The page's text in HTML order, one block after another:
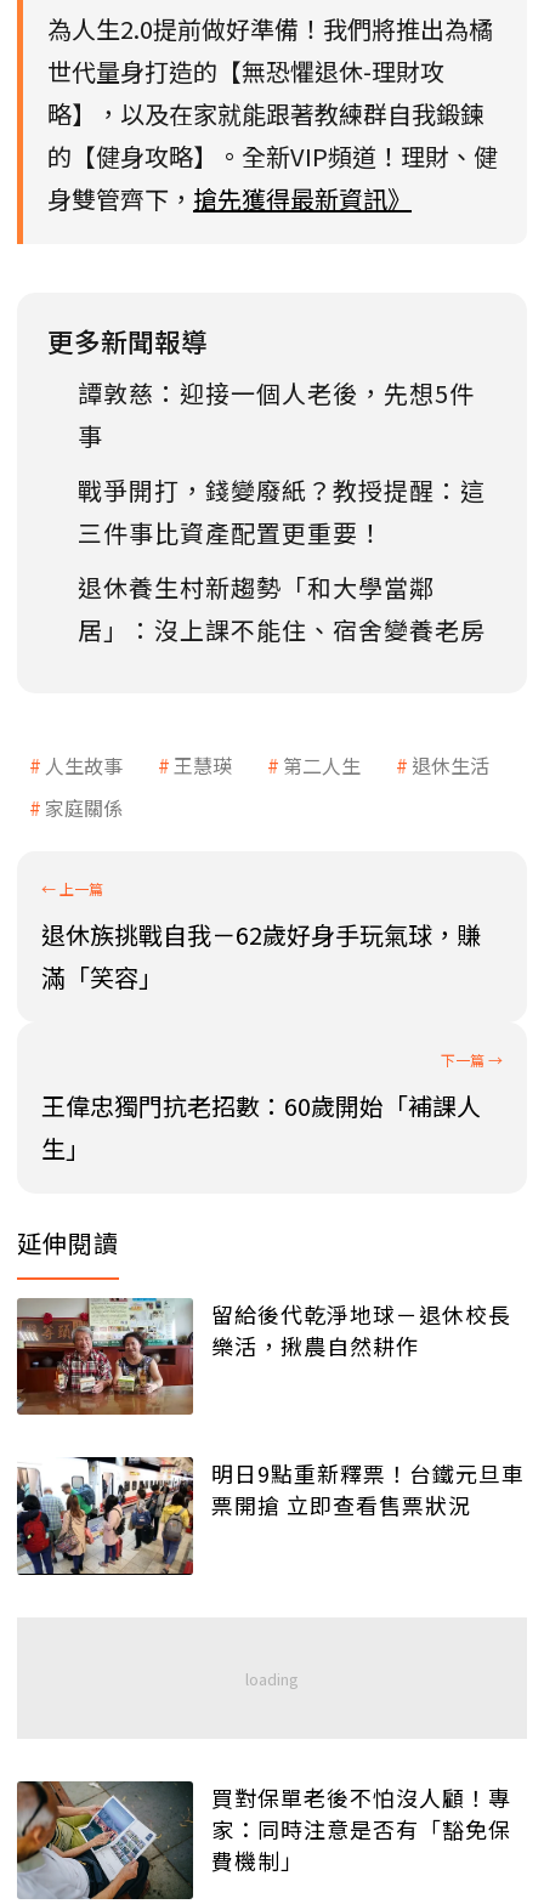
為人生2.0提前做好準備！我們將推出為橘
世代量身打造的【無恐懼退休-理財攻
略】，以及在家就能跟著教練群自我鍛鍊
的【健身攻略】。全新VIP頻道！理財、健
身雙管齊下， 搶先獲得最新資訊》
更多新聞報導
譚敦慈：迎接一個人老後，先想5件
事
戰爭開打，錢變廢紙？教授提醒：這
三件事比資產配置更重要！
退休養生村新趨勢「和大學當鄰
居」：沒上課不能住、宿舍變養老房
人生故事 王慧瑛 第二人生
退休生活
家庭關係
退休族挑戰自我－62歲好身手玩氣球，賺
滿「笑容」
王偉忠獨門抗老招數：60歲開始「補課人
生」
延伸閱讀
留給後代乾淨地球－退休校長
樂活，揪農自然耕作
明日9點重新釋票！台鐵元旦車
票開搶 立即查看售票狀況
買對保單老後不怕沒人顧！專
家：同時注意是否有「豁免保
費機制」